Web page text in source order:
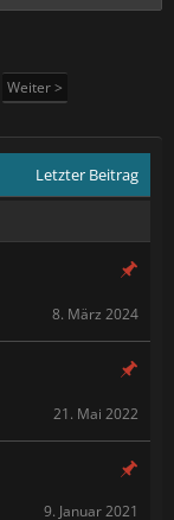
Weiter >
Letzter Beitrag
8. März 2024
21. Mai 2022
9. Januar 2021